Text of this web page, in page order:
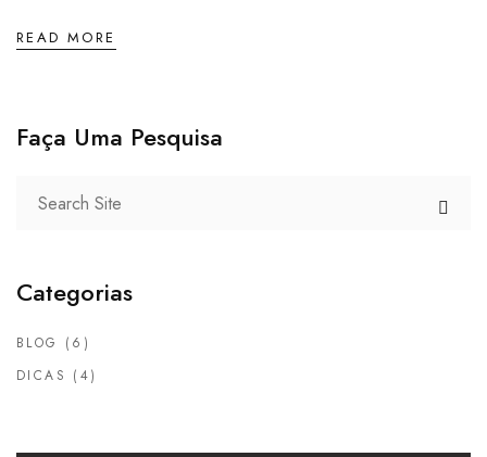
READ MORE
Faça Uma Pesquisa
Categorias
BLOG
(6)
DICAS (4)